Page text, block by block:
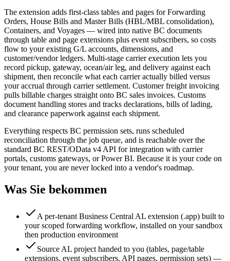
The extension adds first-class tables and pages for Forwarding
Orders, House Bills and Master Bills (HBL/MBL consolidation),
Containers, and Voyages — wired into native BC documents
through table and page extensions plus event subscribers, so costs
flow to your existing G/L accounts, dimensions, and
customer/vendor ledgers. Multi-stage carrier execution lets you
record pickup, gateway, ocean/air leg, and delivery against each
shipment, then reconcile what each carrier actually billed versus
your accrual through carrier settlement. Customer freight invoicing
pulls billable charges straight onto BC sales invoices. Customs
document handling stores and tracks declarations, bills of lading,
and clearance paperwork against each shipment.
Everything respects BC permission sets, runs scheduled
reconciliation through the job queue, and is reachable over the
standard BC REST/OData v4 API for integration with carrier
portals, customs gateways, or Power BI. Because it is your code on
your tenant, you are never locked into a vendor's roadmap.
Was Sie bekommen
A per-tenant Business Central AL extension (.app) built to
your scoped forwarding workflow, installed on your sandbox
then production environment
Source AL project handed to you (tables, page/table
extensions, event subscribers, API pages, permission sets) —